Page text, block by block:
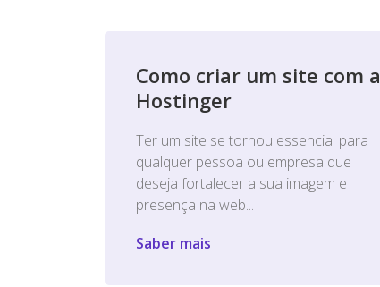
Como criar um site com a
Hostinger
Ter um site se tornou essencial para
qualquer pessoa ou empresa que
deseja fortalecer a sua imagem e
presença na web...
Saber mais